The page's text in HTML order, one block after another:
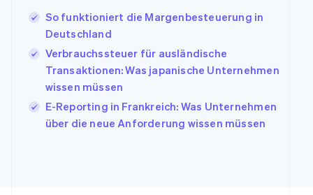
So funktioniert die Margenbesteuerung in
Deutschland
Verbrauchssteuer für ausländische
Transaktionen: Was japanische Unternehmen
wissen müssen
E-Reporting in Frankreich: Was Unternehmen
über die neue Anforderung wissen müssen
English
Irland
English
Italien
ItalianoEnglish
Japan
Kanada
EnglishFrançais